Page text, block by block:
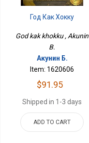
Год Как Хокку
God kak khokku , Akunin
B.
Акунин Б.
Item: 1620606
$91.95
Shipped in 1-3 days
ADD TO CART